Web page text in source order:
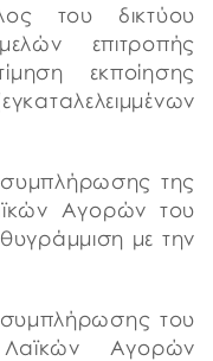
του δικτύου
επιτροπής
εκποίησης
συμπλήρωσης της
Αγορών του
με την
συμπλήρωσης του
Λαϊκών Αγορών